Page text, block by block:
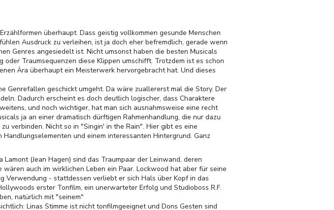
überhaupt. Dass geistig vollkommen gesunde Menschen
Ausdruck zu verleihen, ist ja doch eher befremdlich, gerade wenn
Genres angesiedelt ist. Nicht umsonst haben die besten Musicals
oder Traumsequenzen diese Klippen umschifft. Trotzdem ist es schon
Ära überhaupt ein Meisterwerk hervorgebracht hat. Und dieses
Genrefallen geschickt umgeht. Da wäre zuallererst mal die Story. Der
Dadurch erscheint es doch deutlich logischer, dass Charaktere
und noch wichtiger, hat man sich ausnahmsweise eine recht
ja an einer dramatisch dürftigen Rahmenhandlung, die nur dazu
verbinden. Nicht so in "Singin' in the Rain". Hier gibt es eine
und einem interessanten Hintergrund. Ganz
(Jean Hagen) sind das Traumpaar der Leinwand, deren
auch im wirklichen Leben ein Paar. Lockwood hat aber für seine
- stattdessen verliebt er sich Hals über Kopf in das
erster Tonfilm, ein unerwarteter Erfolg und Studioboss R.F.
natürlich mit "seinem"
Linas Stimme ist nicht tonfilmgeeignet und Dons Gesten sind